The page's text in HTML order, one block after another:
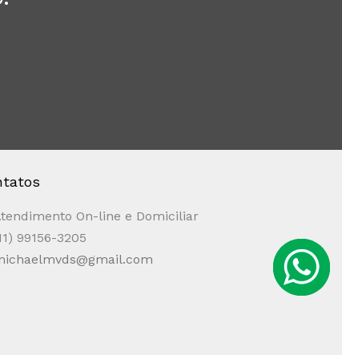
On-line e Domiciliar
99156-3205